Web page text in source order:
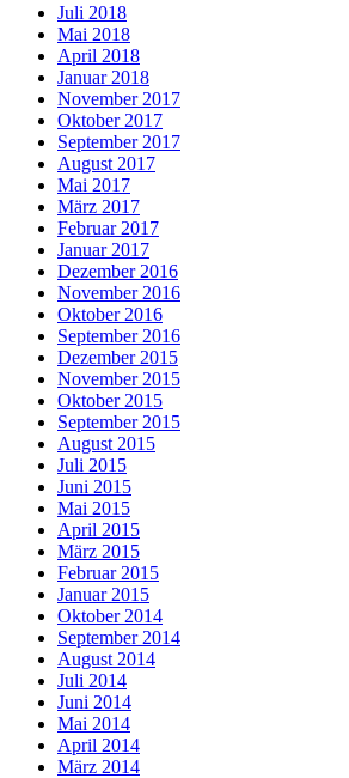
Juli 2018
Mai 2018
April 2018
Januar 2018
November 2017
Oktober 2017
September 2017
August 2017
Mai 2017
März 2017
Februar 2017
Januar 2017
Dezember 2016
November 2016
Oktober 2016
September 2016
Dezember 2015
November 2015
Oktober 2015
September 2015
August 2015
Juli 2015
Juni 2015
Mai 2015
April 2015
März 2015
Februar 2015
Januar 2015
Oktober 2014
September 2014
August 2014
Juli 2014
Juni 2014
Mai 2014
April 2014
März 2014